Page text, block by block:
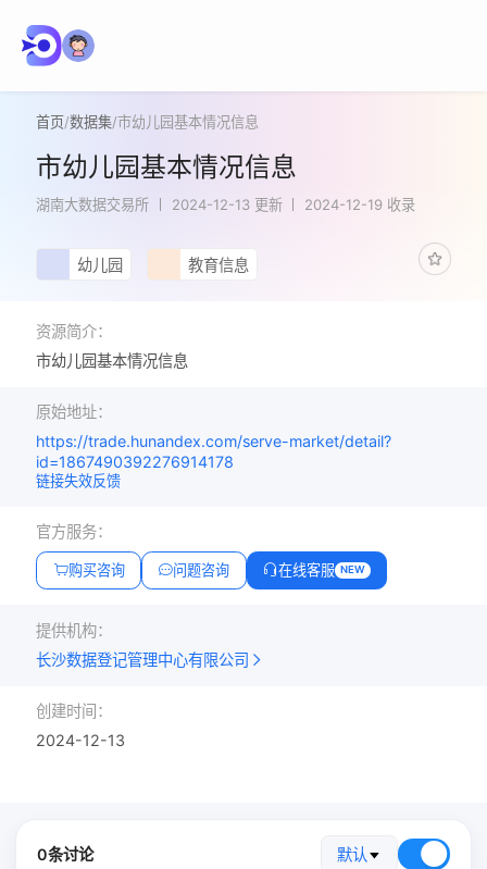
首页/数据集/市幼儿园基本情况信息
市幼儿园基本情况信息
湖南大数据交易所 2024-12-13 更新 2024-12-19 收录
幼儿园 教育信息
资源简介：
市幼儿园基本情况信息
原始地址：
https://trade.hunandex.com/serve-market/detail?
id=1867490392276914178
链接失效反馈
官方服务：
购买咨询 问题咨询 在线客服 NEW
提供机构：
长沙数据登记管理中心有限公司
创建时间：
2024-12-13
0条讨论 默认